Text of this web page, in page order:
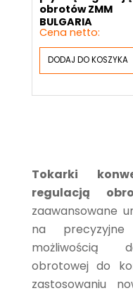
obrotów ZMM
BULGARIA
DODAJ DO KOSZYKA
Tokarki
regulacją
zaawansowane
na
możliwością
obrotowej do
zastosowaniu